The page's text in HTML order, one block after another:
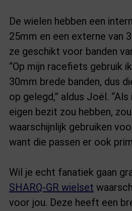
De wielen hebben een
25mm en een externe van
ze geschikt voor banden
“Op mijn racefiets gebruik
30mm brede banden, dus
op gelegd,” aldus Joël.
eigen bezit zou hebben,
waarschijnlijk gebruiken
want die passen er ook
Wil je echt fanatiek gaan
SHARQ-GR wielset
voor jou. Deze heeft een